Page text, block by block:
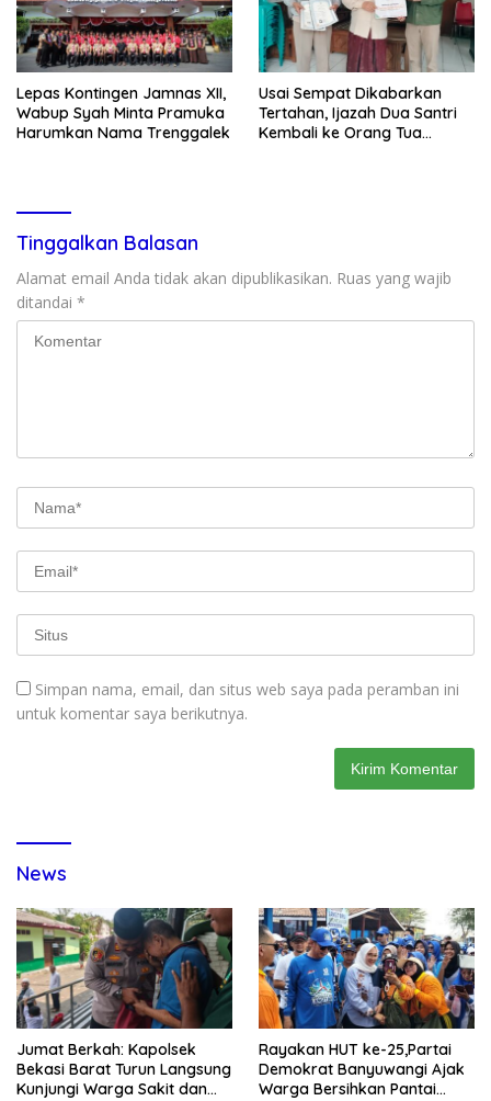
Lepas Kontingen Jamnas XII,
Wabup Syah Minta Pramuka
Harumkan Nama Trenggalek
Usai Sempat Dikabarkan
Tertahan, Ijazah Dua Santri
Kembali ke Orang Tua
Tinggalkan Balasan
Alamat email Anda tidak akan dipublikasikan. Ruas yang wajib
ditandai *
Simpan nama, email, dan situs web saya pada peramban ini
untuk komentar saya berikutnya.
News
Jumat Berkah: Kapolsek
Bekasi Barat Turun Langsung
Kunjungi Warga Sakit dan
Rayakan HUT ke-25,Partai
Demokrat Banyuwangi Ajak
Warga Bersihkan Pantai